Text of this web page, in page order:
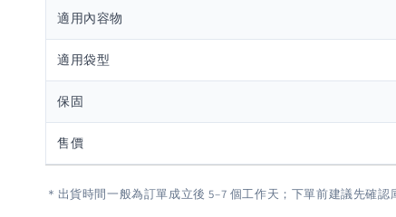
適用內容物
適用袋型
保固
售價
＊出貨時間一般為訂單成立後 5–7 個工作天；下單前建議先確認